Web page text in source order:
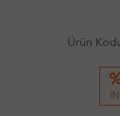
Ürün